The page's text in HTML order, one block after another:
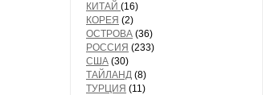
КИТАЙ (16)
КОРЕЯ (2)
ОСТРОВА (36)
РОССИЯ (233)
США (30)
ТАЙЛАНД (8)
ТУРЦИЯ (11)